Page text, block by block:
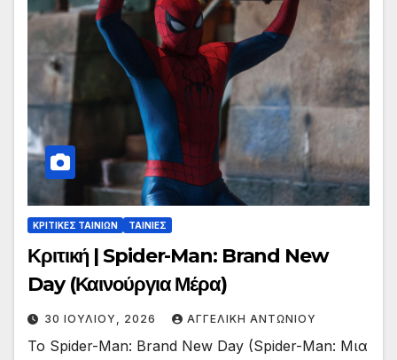
ΚΡΙΤΙΚΕΣ ΤΑΙΝΙΩΝ ΤΑΙΝΙΕΣ
Κριτική | Spider-Man: Brand New
Day (Καινούργια Μέρα)
30 ΙΟΥΛΊΟΥ, 2026 ΑΓΓΕΛΙΚΉ ΑΝΤΩΝΊΟΥ
To Spider-Man: Brand New Day (Spider-Man: Μια